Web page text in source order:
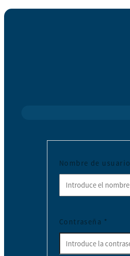
Nombre de usuario
Contraseña *